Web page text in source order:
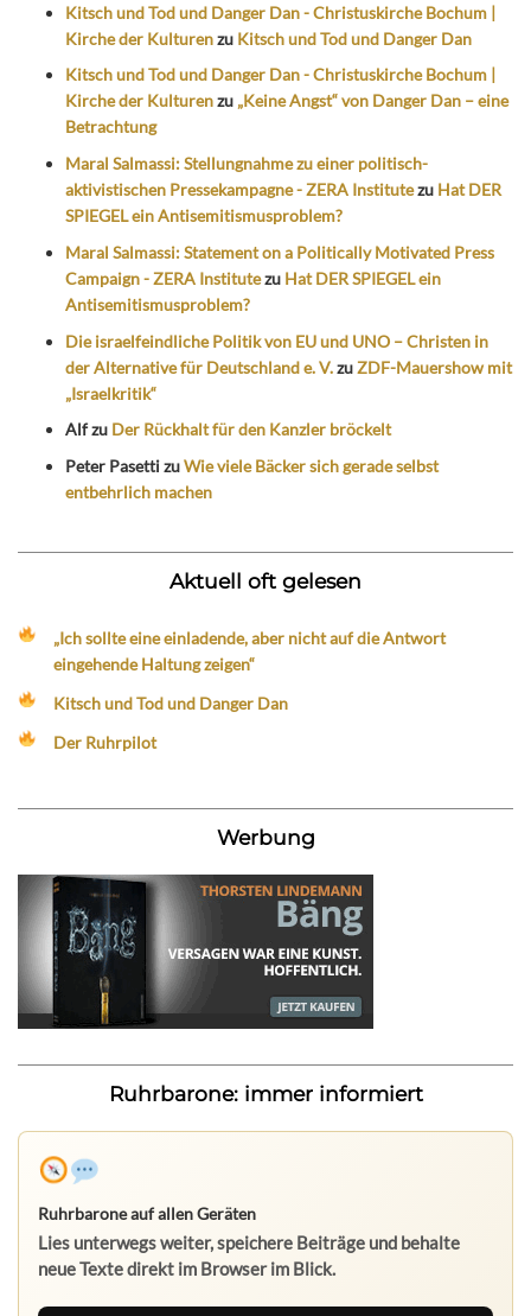
Kitsch und Tod und Danger Dan - Christuskirche Bochum |
Kirche der Kulturenzu Kitsch und Tod und Danger Dan
Kitsch und Tod und Danger Dan - Christuskirche Bochum |
Kirche der Kulturenzu „Keine Angst“ von Danger Dan – eine
Betrachtung
Maral Salmassi: Stellungnahme zu einer politisch-
aktivistischen Pressekampagne - ZERA Institutezu Hat DER
SPIEGEL ein Antisemitismusproblem?
Maral Salmassi: Statement on a Politically Motivated Press
Campaign - ZERA Institutezu Hat DER SPIEGEL ein
Antisemitismusproblem?
Die israelfeindliche Politik von EU und UNO – Christen in
der Alternative für Deutschland e. V.zuZDF-Mauershow mit
„Israelkritik“
Alfzu Der Rückhalt für den Kanzler bröckelt
Peter PasettizuWie viele Bäcker sich gerade selbst
entbehrlich machen
Aktuell oft gelesen
„Ich sollte eine einladende, aber nicht auf die Antwort
eingehende Haltung zeigen“
Kitsch und Tod und Danger Dan
Der Ruhrpilot
Werbung
Ruhrbarone: immer informiert
Ruhrbarone auf allen Geräten
Lies unterwegs weiter, speichere Beiträge und behalte
neue Texte direkt im Browser im Blick.